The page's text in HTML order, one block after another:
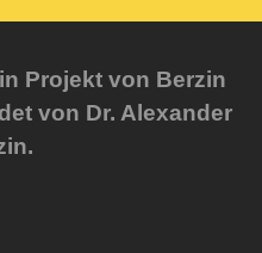
Projekt von Berzin
von Dr. Alexander